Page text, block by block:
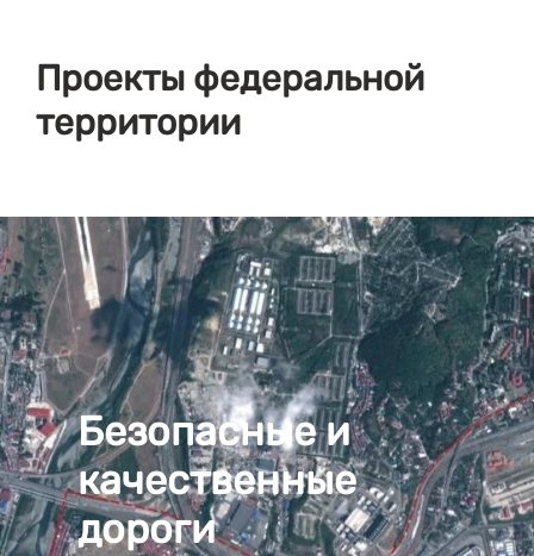
Проекты федеральной
территории
Безопасные и
качественные
дороги